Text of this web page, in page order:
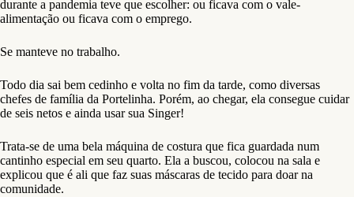
durante a pandemia teve que escolher: ou ficava com o vale-
alimentação ou ficava com o emprego.
Se manteve no trabalho.
Todo dia sai bem cedinho e volta no fim da tarde, como diversas
chefes de família da Portelinha. Porém, ao chegar, ela consegue cuidar
de seis netos e ainda usar sua Singer!
Trata-se de uma bela máquina de costura que fica guardada num
cantinho especial em seu quarto. Ela a buscou, colocou na sala e
explicou que é ali que faz suas máscaras de tecido para doar na
comunidade.